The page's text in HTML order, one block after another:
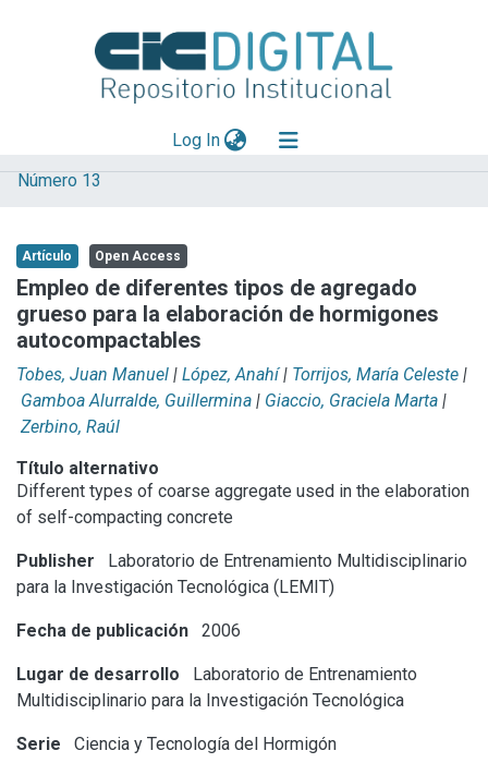
Log In(current)
Explorar
Aportar material
Statistics
Número 13
Artículo Open Access
Empleo de diferentes tipos de agregado
grueso para la elaboración de hormigones
autocompactables
Tobes, Juan Manuel | López, Anahí | Torrijos, María Celeste |
Gamboa Alurralde, Guillermina | Giaccio, Graciela Marta |
Zerbino, Raúl
Título alternativo
Different types of coarse aggregate used in the elaboration
of self-compacting concrete
Publisher
Laboratorio de Entrenamiento Multidisciplinario
para la Investigación Tecnológica (LEMIT)
Fecha de publicación 2006
Lugar de desarrollo
Laboratorio de Entrenamiento
Multidisciplinario para la Investigación Tecnológica
Serie Ciencia y Tecnología del Hormigón